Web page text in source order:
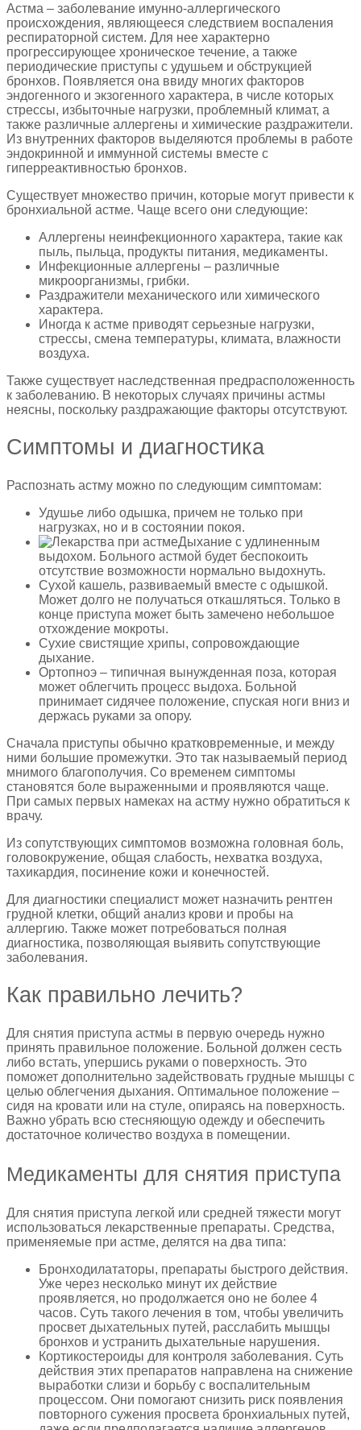
Астма – заболевание имунно-аллергического
происхождения, являющееся следствием воспаления
респираторной систем. Для нее характерно
прогрессирующее хроническое течение, а также
периодические приступы с удушьем и обструкцией
бронхов. Появляется она ввиду многих факторов
эндогенного и экзогенного характера, в числе которых
стрессы, избыточные нагрузки, проблемный климат, а
также различные аллергены и химические раздражители.
Из внутренних факторов выделяются проблемы в работе
эндокринной и иммунной системы вместе с
гиперреактивностью бронхов.
Существует множество причин, которые могут привести к
бронхиальной астме. Чаще всего они следующие:
Аллергены неинфекционного характера, такие как
пыль, пыльца, продукты питания, медикаменты.
Инфекционные аллергены – различные
микроорганизмы, грибки.
Раздражители механического или химического
характера.
Иногда к астме приводят серьезные нагрузки,
стрессы, смена температуры, климата, влажности
воздуха.
Также существует наследственная предрасположенность
к заболеванию. В некоторых случаях причины астмы
неясны, поскольку раздражающие факторы отсутствуют.
Симптомы и диагностика
Распознать астму можно по следующим симптомам:
Удушье либо одышка, причем не только при
нагрузках, но и в состоянии покоя.
Дыхание с удлиненным
выдохом. Больного астмой будет беспокоить
отсутствие возможности нормально выдохнуть.
Сухой кашель, развиваемый вместе с одышкой.
Может долго не получаться откашляться. Только в
конце приступа может быть замечено небольшое
отхождение мокроты.
Сухие свистящие хрипы, сопровождающие
дыхание.
Ортопноэ – типичная вынужденная поза, которая
может облегчить процесс выдоха. Больной
принимает сидячее положение, спуская ноги вниз и
держась руками за опору.
Сначала приступы обычно кратковременные, и между
ними большие промежутки. Это так называемый период
мнимого благополучия. Со временем симптомы
становятся боле выраженными и проявляются чаще.
При самых первых намеках на астму нужно обратиться к
врачу.
Из сопутствующих симптомов возможна головная боль,
головокружение, общая слабость, нехватка воздуха,
тахикардия, посинение кожи и конечностей.
Для диагностики специалист может назначить рентген
грудной клетки, общий анализ крови и пробы на
аллергию. Также может потребоваться полная
диагностика, позволяющая выявить сопутствующие
заболевания.
Как правильно лечить?
Для снятия приступа астмы в первую очередь нужно
принять правильное положение. Больной должен сесть
либо встать, упершись руками о поверхность. Это
поможет дополнительно задействовать грудные мышцы с
целью облегчения дыхания. Оптимальное положение –
сидя на кровати или на стуле, опираясь на поверхность.
Важно убрать всю стесняющую одежду и обеспечить
достаточное количество воздуха в помещении.
Медикаменты для снятия приступа
Для снятия приступа легкой или средней тяжести могут
использоваться лекарственные препараты. Средства,
применяемые при астме, делятся на два типа:
Бронходилататоры, препараты быстрого действия.
Уже через несколько минут их действие
проявляется, но продолжается оно не более 4
часов. Суть такого лечения в том, чтобы увеличить
просвет дыхательных путей, расслабить мышцы
бронхов и устранить дыхательные нарушения.
Кортикостероиды для контроля заболевания. Суть
действия этих препаратов направлена на снижение
выработки слизи и борьбу с воспалительным
процессом. Они помогают снизить риск появления
повторного сужения просвета бронхиальных путей,